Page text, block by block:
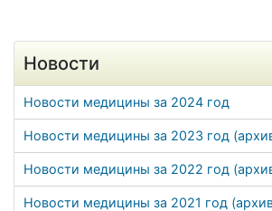
Новости
Новости медицины за 2024 год
Новости медицины за 2023 год
Новости медицины за 2022 год
Новости медицины за 2021 год